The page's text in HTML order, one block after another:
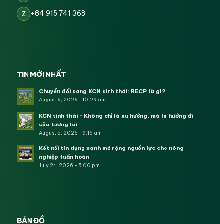
Z +84 915 741 368
TIN MỚI NHẤT
Chuyển đổi sang KCN sinh thái: RECP là gì?
August 6, 2026 - 10:29 am
KCN sinh thái – Không chỉ là xu hướng, mà là hướng đi
của tương lai
August 5, 2026 - 9:16 am
Kết nối tín dụng xanh mở rộng nguồn lực cho nông
nghiệp tuần hoàn
July 24, 2026 - 5:00 pm
BẢN ĐỒ